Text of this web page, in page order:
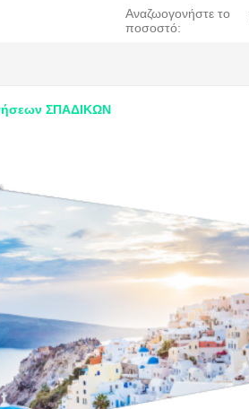
Αναζωογονήστε το
ποσοστό:
ΣΠΑΔΙΚΩΝ